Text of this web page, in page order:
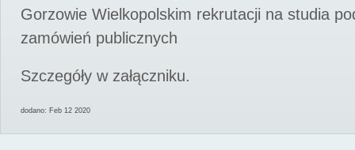
Gorzowie Wielkopolskim rekrutacji na studia
zamówień publicznych
Szczegóły w załączniku.
dodano: Feb 12 2020